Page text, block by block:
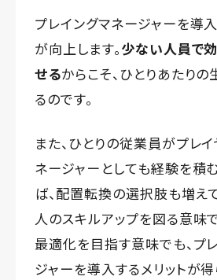
プレイングマネージャーを導
が向上します。少ない人員で
せるからこそ、ひとりあたり
るのです。
また、ひとりの従業員がプレ
ネージャーとしても経験を積
ば、配置転換の選択肢も増えて
人のスキルアップを図る意味
最適化を目指す意味でも、プ
ジャーを導入するメリットが得